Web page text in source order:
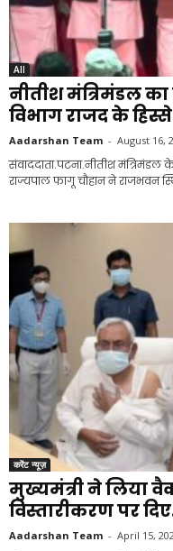
All
नीतीश मंत्रिमंडल का
विभाग राजद के हिस्से
Aadarshan Team - August 16,
संवाददाता.पटना.नीतीश मंत्रिमंडल
राज्यपाल फागू चौहान ने राजभवन
करेंट न्यूज़
मुख्यमंत्री ने लिया
विस्तारीकरण पर
Aadarshan Team - April 15,